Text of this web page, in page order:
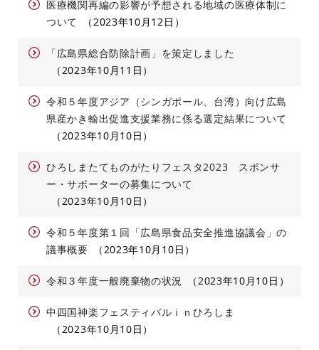
医療機関再編の影響が予想される地域の医療体制に
ついて
2023年10月12日
「広島県総合防除計画」を策定しました
2023年10月11日
令和５年度アジア（シンガポール、台湾）向け広島
県産かき輸出促進支援業務に係る選定結果について
2023年10月10日
ひろしまたてものがたりフェスタ2023 スポンサ
ー・サポーターの募集について
2023年10月10日
令和５年度第１回「広島県食品安全推進協議会」の
議事概要
2023年10月10日
令和３年度一般廃棄物の状況 2023年10月10日
中四国神楽フェスティバルｉｎひろしま
2023年10月10日